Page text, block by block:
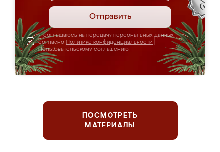
Отправить
Я соглашаюсь на передачу персональных данных
согласно Политике конфиденциальности
Пользовательскому соглашению
ПОСМОТРЕТЬ
МАТЕРИАЛЫ